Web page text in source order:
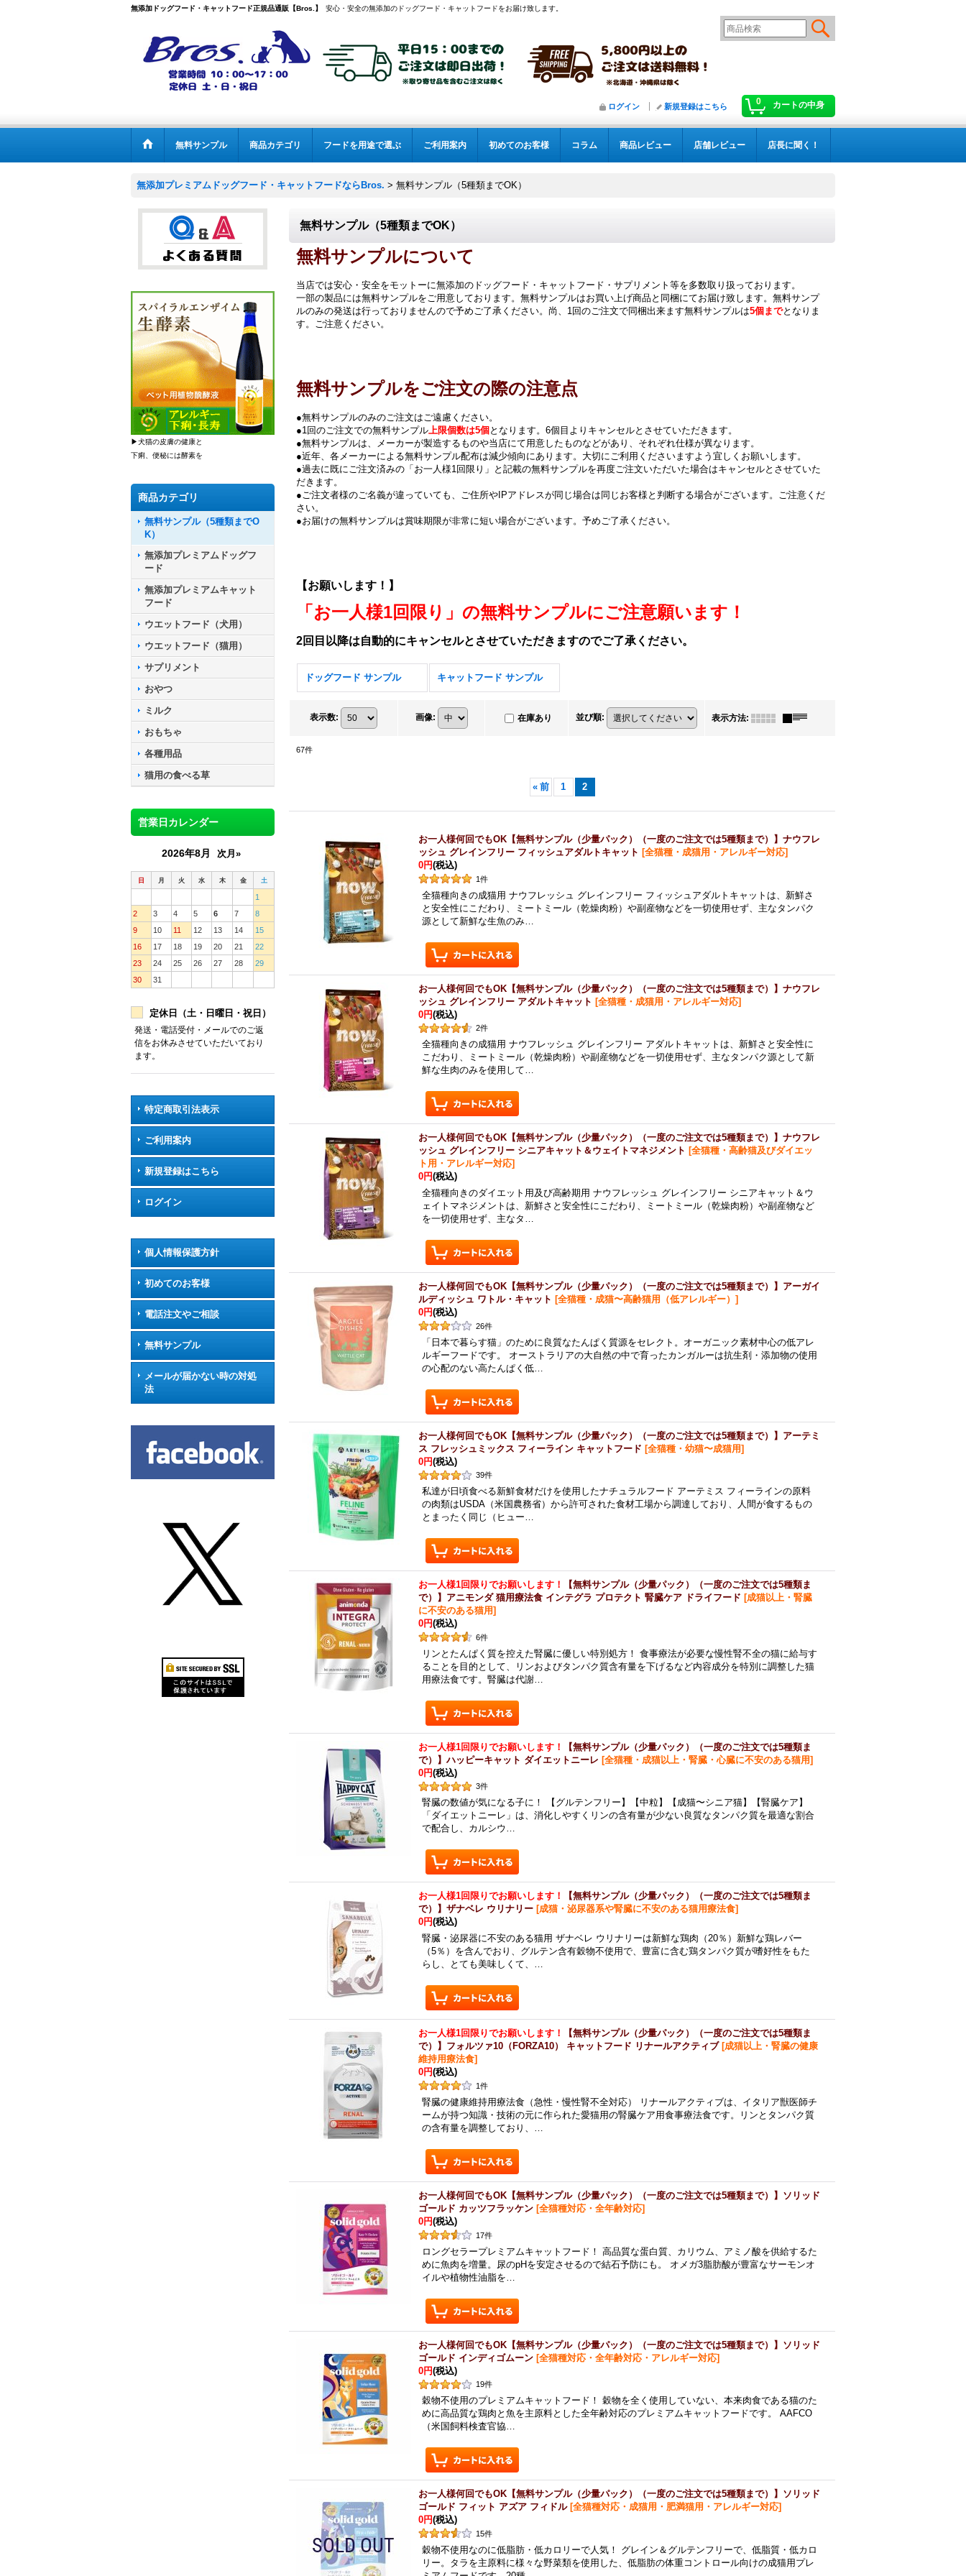
無添加ドッグフード・キャットフード正規品通販【Bros.】 安心・安全の無添加のドッグフード・キャットフードをお届け致します。
0 カートの中身
ログイン 新規登録はこちら
無料サンプル 商品カテゴリ フードを用途で選ぶ ご利用案内 初めてのお客様 コラム 商品レビュー 店舗レビュー 店長に聞く！
無添加プレミアムドッグフード・キャットフードならBros. > 無料サンプル（5種類までOK）
▶犬猫の皮膚の健康と
下痢、便秘には酵素を
商品カテゴリ
無料サンプル（5種類までO
K）
無添加プレミアムドッグフ
ード
無添加プレミアムキャット
フード
ウエットフード（犬用）
ウエットフード（猫用）
サプリメント
おやつ
ミルク
おもちゃ
各種用品
猫用の食べる草
営業日カレンダー
2026年8月 次月»
日 月 火 水 木 金 土
1
2
3 4 5 6 7
8
9
10 11 12 13 14
15
16
17 18 19 20 21
22
23
24 25 26 27 28
29
30
31
定休日（土・日曜日・祝日）
発送・電話受付・メールでのご返
信をお休みさせていただいており
ます。
特定商取引法表示
ご利用案内
新規登録はこちら
ログイン
個人情報保護方針
初めてのお客様
電話注文やご相談
無料サンプル
メールが届かない時の対処
法
無料サンプル（5種類までOK）
無料サンプルについて
当店では安心・安全をモットーに無添加のドッグフード・キャットフード・サプリメント等を多数取り扱っております。
一部の製品には無料サンプルをご用意しております。無料サンプルはお買い上げ商品と同梱にてお届け致します。無料サンプ
ルのみの発送は行っておりませんので予めご了承ください。尚、1回のご注文で同梱出来ます無料サンプルは5個までとなりま
す。ご注意ください。
無料サンプルをご注文の際の注意点
●無料サンプルのみのご注文はご遠慮ください。
●1回のご注文での無料サンプル上限個数は5個 となります。6個目よりキャンセルとさせていただきます。
●無料サンプルは、メーカーが製造するものや当店にて用意したものなどがあり、それぞれ仕様が異なります。
●近年、各メーカーによる無料サンプル配布は減少傾向にあります。大切にご利用くださいますよう宜しくお願いします。
●過去に既にご注文済みの「お一人様1回限り」と記載の無料サンプルを再度ご注文いただいた場合はキャンセルとさせていた
だきます。
●ご注文者様のご名義が違っていても、ご住所やIPアドレスが同じ場合は同じお客様と判断する場合がございます。ご注意くだ
さい。
●お届けの無料サンプルは賞味期限が非常に短い場合がございます。予めご了承ください。
【お願いします！】
「お一人様1回限り」の無料サンプルにご注意願います！
2回目以降は自動的にキャンセルとさせていただきますのでご了承ください。
ドッグフード サンプル キャットフード サンプル
表示数: 画像: 在庫あり 並び順: 表示方法:
67件
« 前 1 2
お一人様何回でもOK【無料サンプル（少量パック）（一度のご注文では5種類まで）】ナウフレ
ッシュ グレインフリー フィッシュアダルトキャット [全猫種・成猫用・アレルギー対応]
0円(税込)
1件
全猫種向きの成猫用 ナウフレッシュ グレインフリー フィッシュアダルトキャットは、新鮮さ
と安全性にこだわり、ミートミール（乾燥肉粉）や副産物などを一切使用せず、主なタンパク
源として新鮮な生魚のみ…
お一人様何回でもOK【無料サンプル（少量パック）（一度のご注文では5種類まで）】ナウフレ
ッシュ グレインフリー アダルトキャット [全猫種・成猫用・アレルギー対応]
0円(税込)
2件
全猫種向きの成猫用 ナウフレッシュ グレインフリー アダルトキャットは、新鮮さと安全性に
こだわり、ミートミール（乾燥肉粉）や副産物などを一切使用せず、主なタンパク源として新
鮮な生肉のみを使用して…
お一人様何回でもOK【無料サンプル（少量パック）（一度のご注文では5種類まで）】ナウフレ
ッシュ グレインフリー シニアキャット＆ウェイトマネジメント [全猫種・高齢猫及びダイエッ
ト用・アレルギー対応]
0円(税込)
全猫種向きのダイエット用及び高齢期用 ナウフレッシュ グレインフリー シニアキャット＆ウ
ェイトマネジメントは、新鮮さと安全性にこだわり、ミートミール（乾燥肉粉）や副産物など
を一切使用せず、主なタ…
お一人様何回でもOK【無料サンプル（少量パック）（一度のご注文では5種類まで）】アーガイ
ルディッシュ ワトル・キャット [全猫種・成猫〜高齢猫用（低アレルギー） ]
0円(税込)
26件
「日本で暮らす猫」のために良質なたんぱく質源をセレクト。オーガニック素材中心の低アレ
ルギーフードです。 オーストラリアの大自然の中で育ったカンガルーは抗生剤・添加物の使用
の心配のない高たんぱく低…
お一人様何回でもOK【無料サンプル（少量パック）（一度のご注文では5種類まで）】アーテミ
ス フレッシュミックス フィーライン キャットフード [全猫種・幼猫〜成猫用]
0円(税込)
39件
私達が日頃食べる新鮮食材だけを使用したナチュラルフード アーテミス フィーラインの原料
の肉類はUSDA（米国農務省）から許可された食材工場から調達しており、人間が食するもの
とまったく同じ（ヒュー…
お一人様1回限りでお願いします！
【無料サンプル（少量パック）（一度のご注文では5種類ま
で）】アニモンダ 猫用療法食 インテグラ プロテクト 腎臓ケア ドライフード [成猫以上・腎臓
に不安のある猫用]
0円(税込)
6件
リンとたんぱく質を控えた腎臓に優しい特別処方！ 食事療法が必要な慢性腎不全の猫に給与す
ることを目的として、リンおよびタンパク質含有量を下げるなど内容成分を特別に調整した猫
用療法食です。腎臓は代謝…
お一人様1回限りでお願いします！
【無料サンプル（少量パック）（一度のご注文では5種類ま
で）】ハッピーキャット ダイエットニーレ [全猫種・成猫以上・腎臓・心臓に不安のある猫用]
0円(税込)
3件
腎臓の数値が気になる子に！ 【グルテンフリー】【中粒】【成猫〜シニア猫】【腎臓ケア】
「ダイエットニーレ」は、消化しやすくリンの含有量が少ない良質なタンパク質を最適な割合
で配合し、カルシウ…
お一人様1回限りでお願いします！
【無料サンプル（少量パック）（一度のご注文では5種類ま
で）】ザナベレ ウリナリー [成猫・泌尿器系や腎臓に不安のある猫用療法食]
0円(税込)
腎臓・泌尿器に不安のある猫用 ザナベレ ウリナリーは新鮮な鶏肉（20％）新鮮な鶏レバー
（5％）を含んでおり、グルテン含有穀物不使用で、豊富に含む鶏タンパク質が嗜好性をもた
らし、とても美味しくて、…
お一人様1回限りでお願いします！
【無料サンプル（少量パック）（一度のご注文では5種類ま
で）】フォルツァ10（FORZA10） キャットフード リナールアクティブ [成猫以上・腎臓の健康
維持用療法食]
0円(税込)
1件
腎臓の健康維持用療法食（急性・慢性腎不全対応） リナールアクティブは、イタリア獣医師チ
ームが持つ知識・技術の元に作られた愛猫用の腎臓ケア用食事療法食です。リンとタンパク質
の含有量を調整しており、…
お一人様何回でもOK【無料サンプル（少量パック）（一度のご注文では5種類まで）】ソリッド
ゴールド カッツフラッケン [全猫種対応・全年齢対応]
0円(税込)
17件
ロングセラープレミアムキャットフード！ 高品質な蛋白質、カリウム、アミノ酸を供給するた
めに魚肉を増量。尿のpHを安定させるので結石予防にも。 オメガ3脂肪酸が豊富なサーモンオ
イルや植物性油脂を…
お一人様何回でもOK【無料サンプル（少量パック）（一度のご注文では5種類まで）】ソリッド
ゴールド インディゴムーン [全猫種対応・全年齢対応・アレルギー対応]
0円(税込)
19件
穀物不使用のプレミアムキャットフード！ 穀物を全く使用していない、本来肉食である猫のた
めに高品質な鶏肉と魚を主原料とした全年齢対応のプレミアムキャットフードです。 AAFCO
（米国飼料検査官協…
お一人様何回でもOK【無料サンプル（少量パック）（一度のご注文では5種類まで）】ソリッド
ゴールド フィット アズア フィドル [全猫種対応・成猫用・肥満猫用・アレルギー対応]
0円(税込)
15件
穀物不使用なのに低脂肪・低カロリーで人気！ グレイン＆グルテンフリーで、低脂質・低カロ
リー。タラを主原料に様々な野菜類を使用した、低脂肪の体重コントロール向けの成猫用プレ